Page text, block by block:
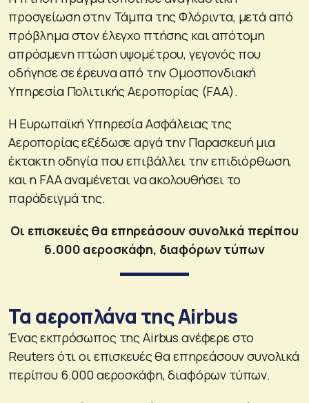
προσγείωση στην Τάμπα της Φλόριντα, μετά από
πρόβλημα στον έλεγχο πτήσης και απότομη
απρόσμενη πτώση υψομέτρου, γεγονός που
οδήγησε σε έρευνα από την Ομοσπονδιακή
Υπηρεσία Πολιτικής Αεροπορίας (FAA).
Η Ευρωπαϊκή Υπηρεσία Ασφάλειας της
Αεροπορίας εξέδωσε αργά την Παρασκευή μια
έκτακτη οδηγία που επιβάλλει την επιδιόρθωση,
και η FAA αναμένεται να ακολουθήσει το
παράδειγμά της.
Οι επισκευές θα επηρεάσουν συνολικά περίπου
6.000 αεροσκάφη, διαφόρων τύπων
Τα αεροπλάνα της Airbus
Ένας εκπρόσωπος της Airbus ανέφερε στο
Reuters ότι οι επισκευές θα επηρεάσουν συνολικά
περίπου 6.000 αεροσκάφη, διαφόρων τύπων.